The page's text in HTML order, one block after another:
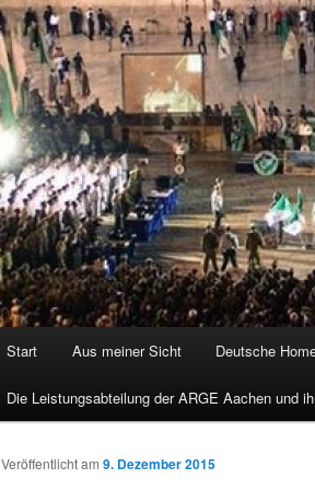
Start Aus meiner Sicht Deutsche
Die Leistungsabteilung der ARGE Aachen und
Veröffentlicht am 9. Dezember 2015